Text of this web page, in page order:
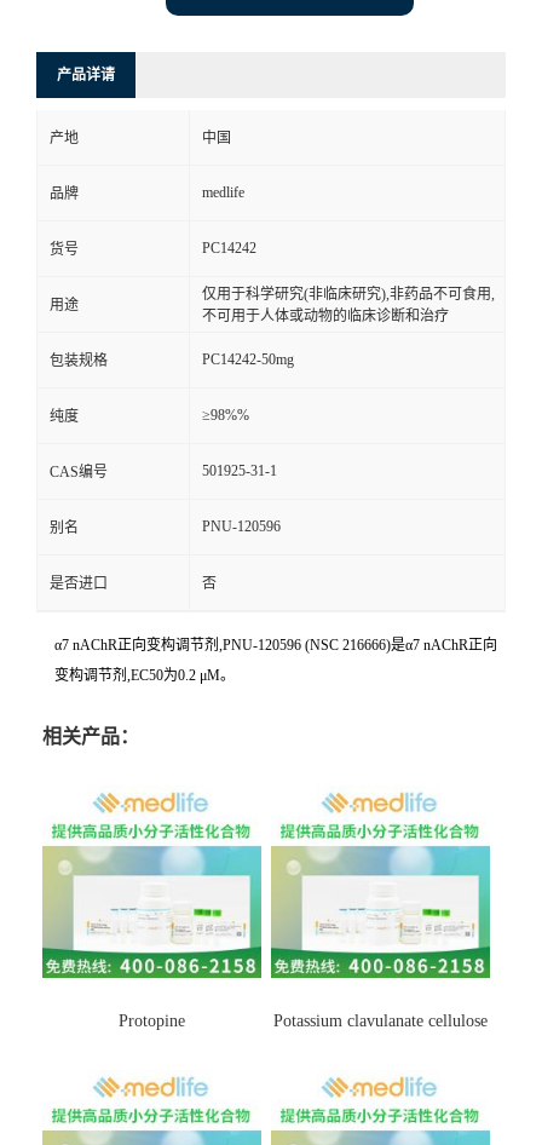
产品详请
产地 中国
品牌 medlife
货号 PC14242
用途
仅用于科学研究(非临床研究),非药品不可食用,
不可用于人体或动物的临床诊断和治疗
包装规格 PC14242-50mg
纯度 ≥98%%
CAS编号 501925-31-1
别名 PNU-120596
是否进口 否
α7 nAChR正向变构调节剂,PNU-120596 (NSC 216666)是α7 nAChR正向
变构调节剂,EC50为0.2 μM。
相关产品：
Protopine Potassium clavulanate cellulose